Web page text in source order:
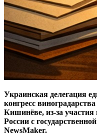
Украинская делегация
конгресс
Кишинёве, из-за участия
России с
NewsMaker.